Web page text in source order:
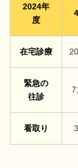
2024年
度
在宅診療
緊急の
往診
看取り